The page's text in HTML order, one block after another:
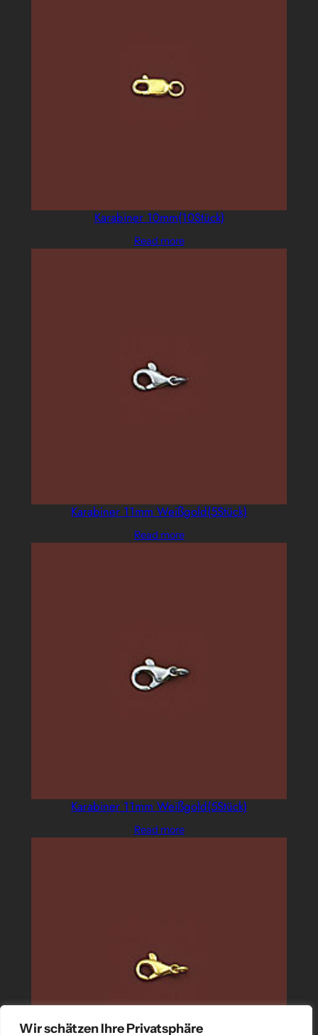
Wir schätzen Ihre Privatsphäre
Karabiner 10mm(10Stück)
Read more
Karabiner 11mm Weißgold(5Stück)
Read more
Karabiner 11mm Weißgold(5Stück)
Read more